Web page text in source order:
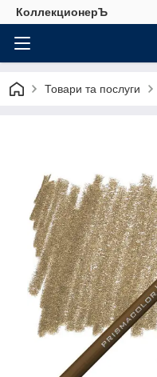
КоллекционерЪ
Товари та послуги